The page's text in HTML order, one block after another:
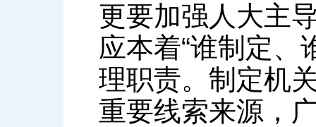
更要加强人大主
应本着“谁制定、
理职责。制定机
重要线索来源，